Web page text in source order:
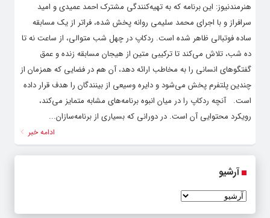
هنرمندنیوز: این برنامه که به تهیه‌کنندگی مشترک احمد عمیدی و امید
سرافراز و با اجرای محمد سلیمی روانه پخش شده، فراتر از یک مسابقه
ساده فوتبالی ظاهر شده است. ردکاپ در چهل شب متوالی، از ساعت نه تا
ده شب، تلاش می‌کند تا ترکیبی متین از هیجان مسابقه زنده و عمق
گفتگوهای انسانی را به مخاطب ارائه دهد، آن هم در فضایی که همزمان از
چندین پلتفرم پخش می‌شود و دایره وسیعی از بینندگان را هدف قرار داده
است. آنچه ردکاپ را در میان انبوه برنامه‌های مشابه متمایز می‌کند،
رویکرد محتوایی آن است. در دورانی که بسیاری از برنامه‌سازان...
ادامه خبر
آرشیو